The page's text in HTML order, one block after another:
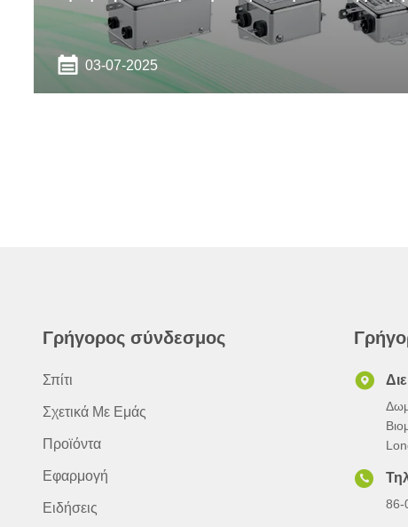
03-07-2025
Γρήγορος σύνδεσμος
Σπίτι
Σχετικά Με Εμάς
Προϊόντα
Εφαρμογή
Ειδήσεις 86-